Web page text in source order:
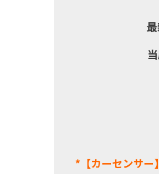
*【カーセンサー